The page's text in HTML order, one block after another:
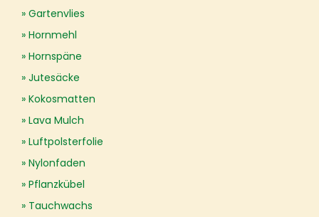
Gartenvlies
Hornmehl
Hornspäne
Jutesäcke
Kokosmatten
Lava Mulch
Luftpolsterfolie
Nylonfaden
Pflanzkübel
Tauchwachs